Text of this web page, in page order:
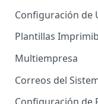
Administrador de
CRM
Administrador de
Importador de
Importador de
Importador de
Importador de
Importador de
Configuración de
Permisos de
Usuarios Invitados
Perfil de Usuario
Cómo eliminar
Plantillas
Multiempresa
Correos del